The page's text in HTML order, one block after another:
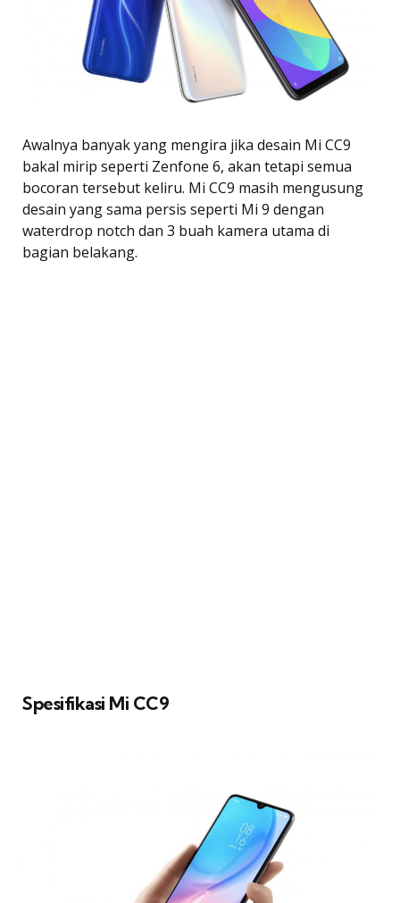
Awalnya banyak yang mengira jika desain Mi CC9
bakal mirip seperti Zenfone 6, akan tetapi semua
bocoran tersebut keliru. Mi CC9 masih mengusung
desain yang sama persis seperti Mi 9 dengan
waterdrop notch dan 3 buah kamera utama di
bagian belakang.
Spesifikasi Mi CC9